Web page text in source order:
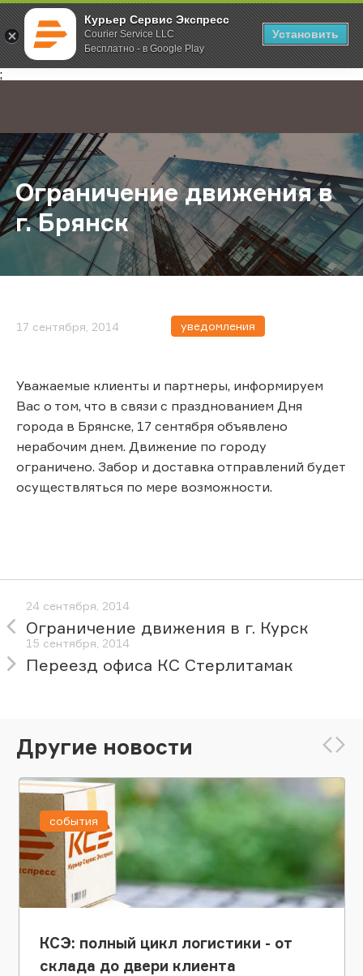
Курьер Сервис Экспресс
Courier Service LLC
Бесплатно - в Google Play
Установить
;
Главная О компании Новости Ограничение движения в г.
Ограничение движения в
г. Брянск
17 сентября, 2014 уведомления
Уважаемые клиенты и партнеры, информируем
Вас о том, что в связи с празднованием Дня
города в Брянске, 17 сентября объявлено
нерабочим днем. Движение по городу
ограничено. Забор и доставка отправлений будет
осуществляться по мере возможности.
24 сентября, 2014
Ограничение движения в г. Курск
15 сентября, 2014
Переезд офиса КС Стерлитамак
Другие новости
КСЭ: полный цикл логистики - от
склада до двери клиента
события